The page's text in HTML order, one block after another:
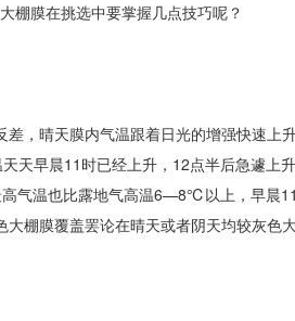
棚膜在挑选中要掌握几点技巧呢？
，晴天膜内气温跟着日光的增强快速上
早晨11时已经上升，12点半后急遽上
气温也比露地气高温6—8℃以上，早晨
棚膜覆盖罢论在晴天或者阴天均较灰